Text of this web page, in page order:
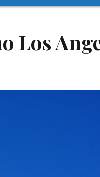
Los